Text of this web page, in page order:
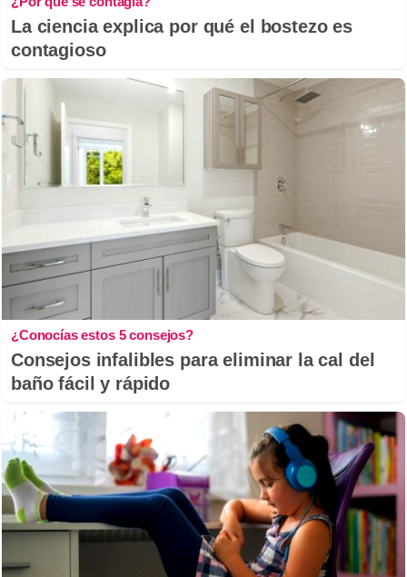
La ciencia explica por qué el bostezo es
contagioso
¿Conocías estos 5 consejos?
Consejos infalibles para eliminar la cal del
baño fácil y rápido